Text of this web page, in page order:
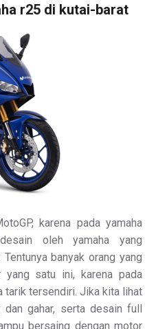
r25 di kutai-barat
karena pada yamaha
oleh yamaha yang
banyak orang yang
satu ini, karena pada
tarik tersendiri. Jika kita lihat
gahar, serta desain full
bersaing dengan motor